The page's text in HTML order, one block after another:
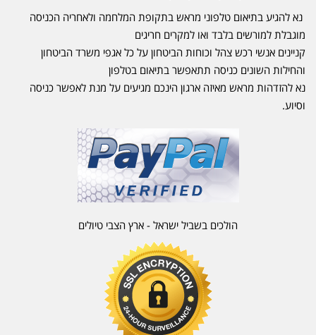
נא להגיע בתיאום טלפוני מראש בתקופת המלחמה ולאחריה הכניסה
מוגבלת למורשים בלבד ואו למקרים חריגים
קניינים אנשי רכש צהל וכוחות הביטחון על כל אגפי משרד הביטחון
והחילות השונים כניסה תתאפשר בתיאום בטלפון
נא להזדהות מראש מאיזה ארגון הינכם מגיעים על מנת לאפשר כניסה
וסיוע.
הולכים בשביל ישראל - ארץ הצבי טיולים